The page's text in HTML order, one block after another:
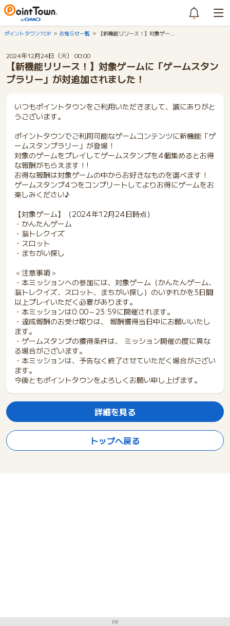
ポイントタウンTOP お知らせ一覧 【新機能リリース！】対象ゲー…
2024年12月24日（火） 00:00
【新機能リリース！】対象ゲームに「ゲームスタン
プラリー」が対追加されました！
いつもポイントタウンをご利用いただきまして、誠にありがと
うございます。
ポイントタウンでご利用可能なゲームコンテンツに新機能「ゲ
ームスタンプラリー」が登場！
対象のゲームをプレイしてゲームスタンプを4個集めるとお得
な報酬がもらえます！!
お得な報酬は対象ゲームの中からお好きなものを選べます！
ゲームスタンプ4つをコンプリートしてよりお得にゲームをお
楽しみください♪
【対象ゲーム】（2024年12月24日時点）
・かんたんゲーム
・脳トレクイズ
・スロット
・まちがい探し
＜注意事項＞
・本ミッションへの参加には、対象ゲーム（かんたんゲーム、
脳トレクイズ、スロット、まちがい探し）のいずれかを3日間
以上プレイいただく必要があります。
・本ミッションは0:00～23:59に開催されます。
・達成報酬のお受け取りは、 報酬獲得当日中にお願いいたし
ます。
・ゲームスタンプの獲得条件は、 ミッション開催の度に異な
る場合がございます。
・本ミッションは、予告なく終了させていただく場合がござい
ます。
今後ともポイントタウンをよろしくお願い申し上げます。
詳細を見る
トップへ戻る
PR